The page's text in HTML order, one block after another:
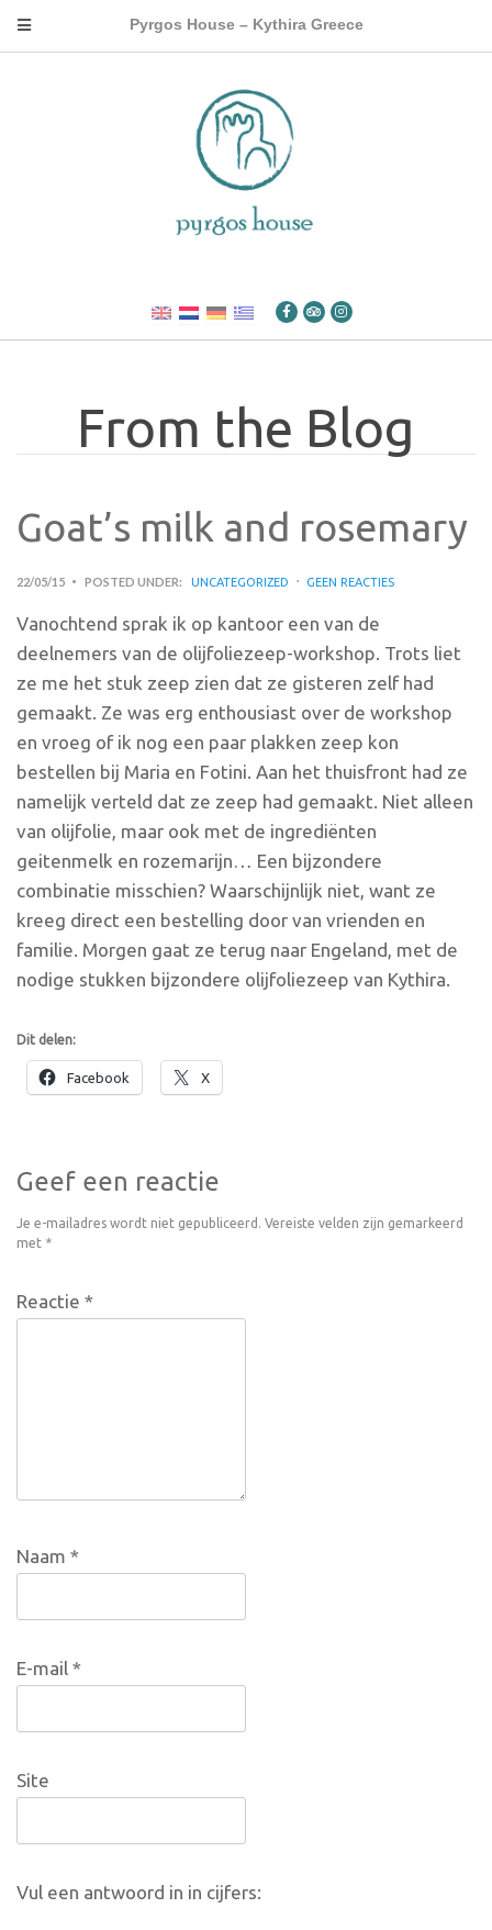
Pyrgos House – Kythira Greece
From the Blog
Goat’s milk and rosemary
22/05/15 POSTED UNDER: UNCATEGORIZED GEEN REACTIES
Vanochtend sprak ik op kantoor een van de
deelnemers van de olijfoliezeep-workshop. Trots liet
ze me het stuk zeep zien dat ze gisteren zelf had
gemaakt. Ze was erg enthousiast over de workshop
en vroeg of ik nog een paar plakken zeep kon
bestellen bij Maria en Fotini. Aan het thuisfront had ze
namelijk verteld dat ze zeep had gemaakt. Niet alleen
van olijfolie, maar ook met de ingrediënten
geitenmelk en rozemarijn… Een bijzondere
combinatie misschien? Waarschijnlijk niet, want ze
kreeg direct een bestelling door van vrienden en
familie. Morgen gaat ze terug naar Engeland, met de
nodige stukken bijzondere olijfoliezeep van Kythira.
Dit delen:
Facebook X
Geef een reactie
Je e-mailadres wordt niet gepubliceerd.
Vereiste velden zijn gemarkeerd
met *
Reactie *
Naam *
E-mail *
Site
Vul een antwoord in in cijfers: